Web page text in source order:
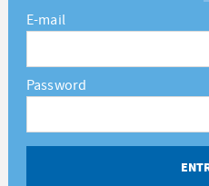
E-mail
Password